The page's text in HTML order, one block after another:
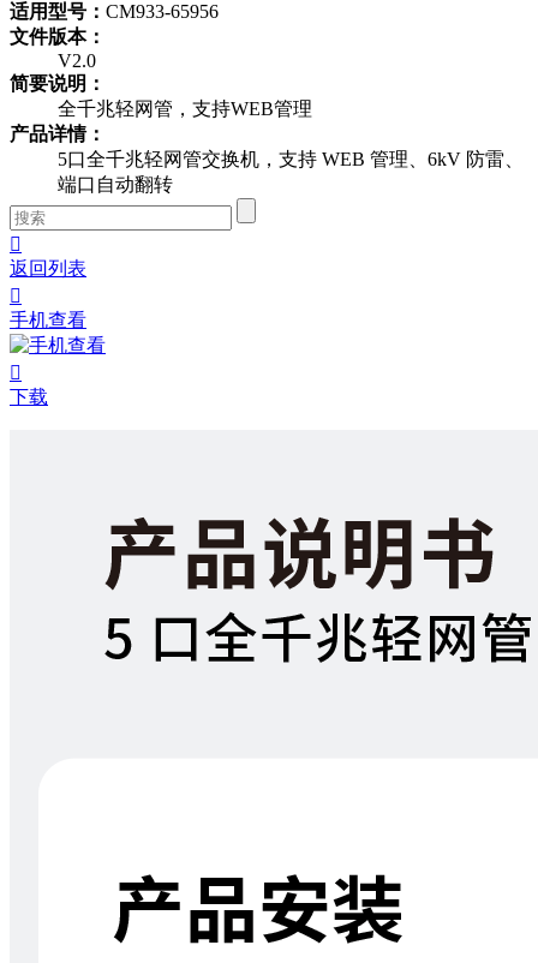
适用型号： CM933-65956
文件版本：
V2.0
简要说明：
全千兆轻网管，支持WEB管理
产品详情：
5口全千兆轻网管交换机，支持 WEB 管理、6kV 防雷、
端口自动翻转

返回列表

手机查看

下载